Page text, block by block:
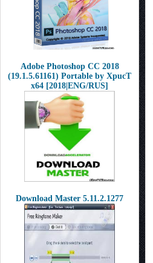
Adobe Photoshop CC 2018
(19.1.5.61161) Portable by XpucT
x64 [2018|ENG/RUS]
Download Master 5.11.2.1277